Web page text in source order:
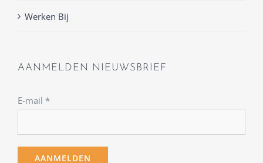
Werken Bij
AANMELDEN NIEUWSBRIEF
E-mail *